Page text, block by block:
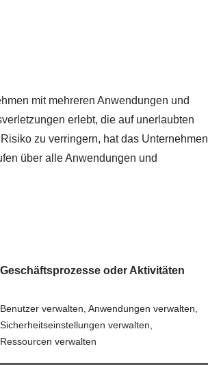
mit mehreren Anwendungen und
erlebt, die auf unerlaubten
zu verringern, hat das Unternehmen
über alle Anwendungen und
Geschäftsprozesse oder Aktivitäten
Benutzer verwalten, Anwendungen verwalten,
Sicherheitseinstellungen verwalten,
Ressourcen verwalten